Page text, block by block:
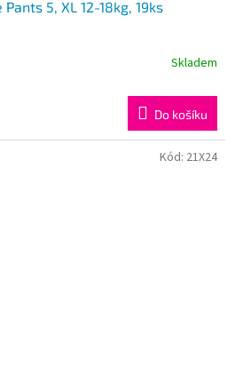
5, XL 12-18kg, 19ks
Skladem
Do košíku
Kód: 21X24